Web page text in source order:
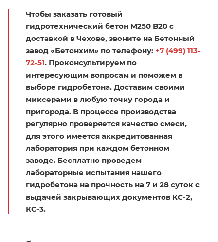
Чтобы заказать готовый
гидротехнический бетон М250 B20 с
доставкой в Чехове, звоните на Бетонный
завод «Бетонхим» по телефону: +7 (499) 113-
72-51. Проконсультируем по
интересующим вопросам и поможем в
выборе гидробетона. Доставим своими
миксерами в любую точку города и
пригорода. В процессе производства
регулярно проверяется качество смеси,
для этого имеется аккредитованная
лаборатория при каждом бетонном
заводе. Бесплатно проведем
лабораторные испытания нашего
гидробетона на прочность на 7 и 28 суток с
выдачей закрывающих документов КС-2,
КС-3.